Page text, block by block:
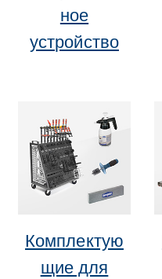
ное
устройство
Комплектую
щие для